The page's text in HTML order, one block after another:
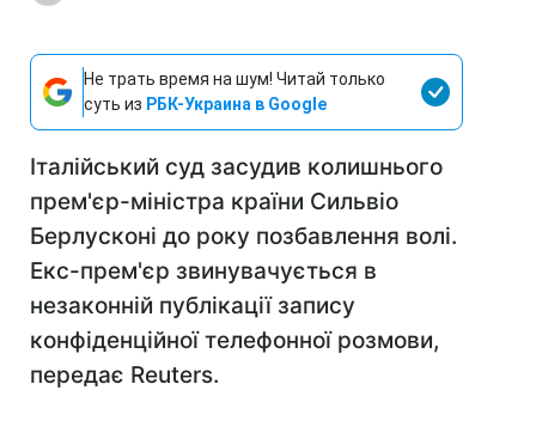
Не трать время на шум! Читай только
суть из РБК-Украина в Google
Італійський суд засудив колишнього
прем'єр-міністра країни Сильвіо
Берлусконі до року позбавлення волі.
Екс-прем'єр звинувачується в
незаконній публікації запису
конфіденційної телефонної розмови,
передає Reuters.